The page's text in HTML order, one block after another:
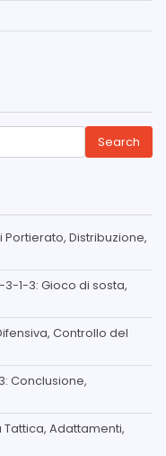
Distribuzione,
1-3: Gioco di sosta,
Controllo del
Conclusione,
Tattica, Adattamenti,